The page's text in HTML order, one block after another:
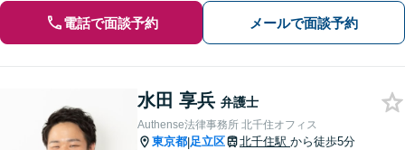
電話で面談予約 メールで面談予約
水田 享兵 弁護士
Authense法律事務所 北千住オフィス
東京都|足立区 北千住駅 から徒歩5分